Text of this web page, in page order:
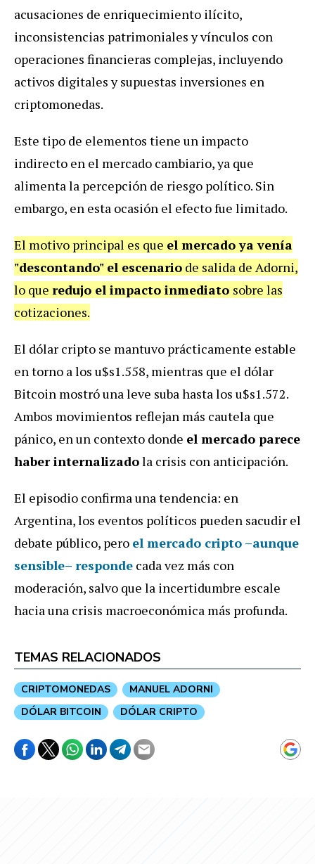
acusaciones de enriquecimiento ilícito,
inconsistencias patrimoniales y vínculos con
operaciones financieras complejas, incluyendo
activos digitales y supuestas inversiones en
criptomonedas.
Este tipo de elementos tiene un impacto
indirecto en el mercado cambiario, ya que
alimenta la percepción de riesgo político. Sin
embargo, en esta ocasión el efecto fue limitado.
El motivo principal es que el mercado ya venía
"descontando" el escenario de salida de Adorni,
lo que redujo el impacto inmediato sobre las
cotizaciones.
El dólar cripto se mantuvo prácticamente estable
en torno a los u$s1.558, mientras que el dólar
Bitcoin mostró una leve suba hasta los u$s1.572.
Ambos movimientos reflejan más cautela que
pánico, en un contexto donde el mercado parece
haber internalizadola crisis con anticipación.
El episodio confirma una tendencia: en
Argentina, los eventos políticos pueden sacudir el
debate público, pero el mercado cripto –aunque
sensible– responde cada vez más con
moderación, salvo que la incertidumbre escale
hacia una crisis macroeconómica más profunda.
TEMAS RELACIONADOS
CRIPTOMONEDAS
MANUEL ADORNI
DÓLAR BITCOIN
DÓLAR CRIPTO